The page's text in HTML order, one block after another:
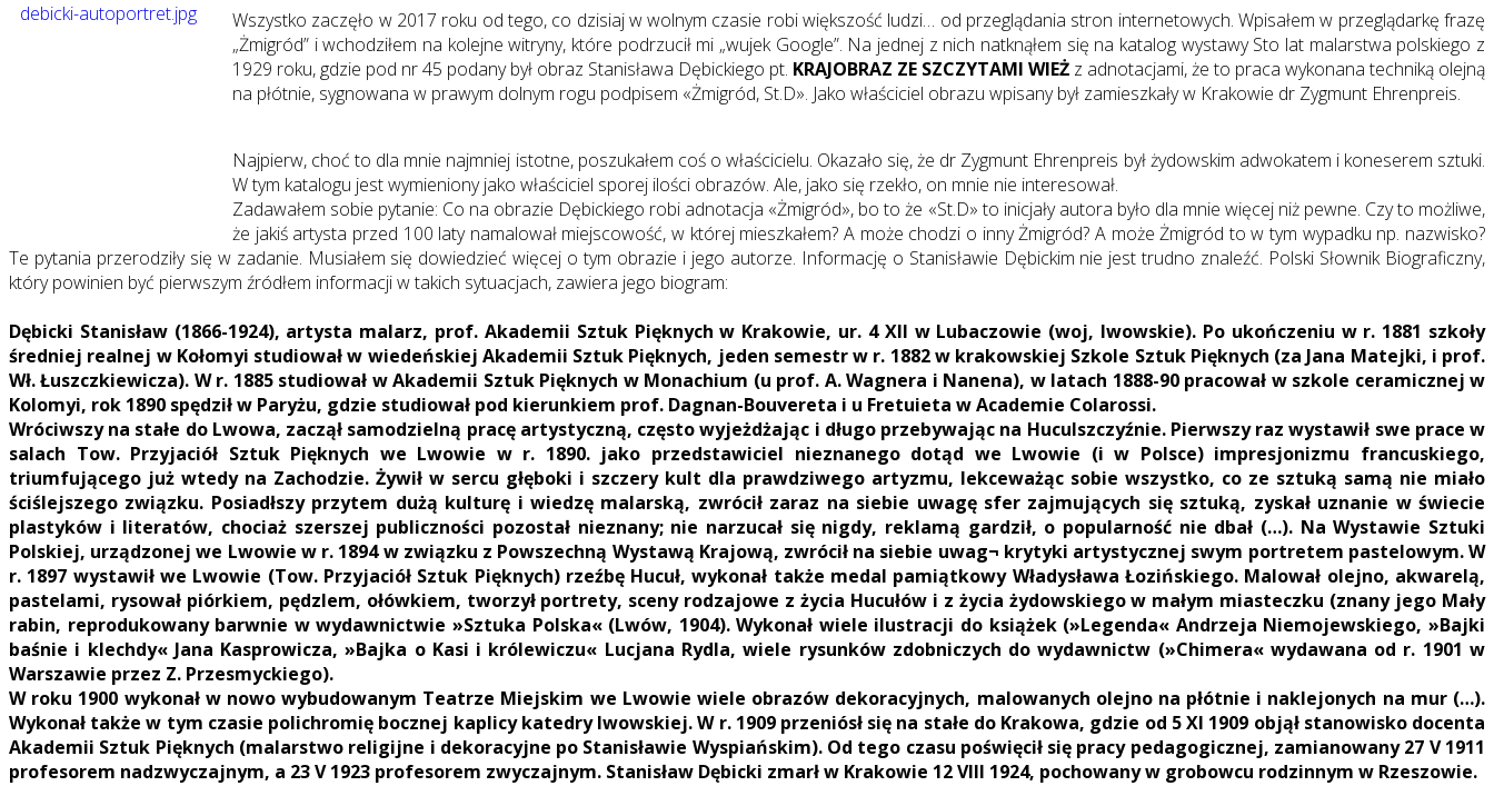
Wszystko zaczęło w 2017 roku od tego, co dzisiaj w wolnym czasie robi większość ludzi… od przeglądania stron internetowych. Wpisałem w przeglądarkę frazę
„Żmigród” i wchodziłem na kolejne witryny, które podrzucił mi „wujek Google”. Na jednej z nich natknąłem się na katalog wystawy Sto lat malarstwa polskiego z
1929 roku, gdzie pod nr 45 podany był obraz Stanisława Dębickiego pt. KRAJOBRAZ ZE SZCZYTAMI WIEŻ z adnotacjami, że to praca wykonana techniką olejną
na płótnie, sygnowana w prawym dolnym rogu podpisem «Żmigród, St.D». Jako właściciel obrazu wpisany był zamieszkały w Krakowie dr Zygmunt Ehrenpreis.
Najpierw, choć to dla mnie najmniej istotne, poszukałem coś o właścicielu. Okazało się, że dr Zygmunt Ehrenpreis był żydowskim adwokatem i koneserem sztuki.
W tym katalogu jest wymieniony jako właściciel sporej ilości obrazów. Ale, jako się rzekło, on mnie nie interesował.
Zadawałem sobie pytanie: Co na obrazie Dębickiego robi adnotacja «Żmigród», bo to że «St.D» to inicjały autora było dla mnie więcej niż pewne. Czy to możliwe,
że jakiś artysta przed 100 laty namalował miejscowość, w której mieszkałem? A może chodzi o inny Żmigród? A może Żmigród to w tym wypadku np. nazwisko?
Te pytania przerodziły się w zadanie. Musiałem się dowiedzieć więcej o tym obrazie i jego autorze. Informację o Stanisławie Dębickim nie jest trudno znaleźć. Polski Słownik Biograficzny,
który powinien być pierwszym źródłem informacji w takich sytuacjach, zawiera jego biogram:
Dębicki Stanisław (1866-1924), artysta malarz, prof. Akademii Sztuk Pięknych w Krakowie, ur. 4 XII w Lubaczowie (woj, lwowskie). Po ukończeniu w r. 1881 szkoły
średniej realnej w Kołomyi studiował w wiedeńskiej Akademii Sztuk Pięknych, jeden semestr w r. 1882 w krakowskiej Szkole Sztuk Pięknych (za Jana Matejki, i prof.
Wł. Łuszczkiewicza). W r. 1885 studiował w Akademii Sztuk Pięknych w Monachium (u prof. A. Wagnera i Nanena), w latach 1888-90 pracował w szkole ceramicznej w
Kolomyi, rok 1890 spędził w Paryżu, gdzie studiował pod kierunkiem prof. Dagnan-Bouvereta i u Fretuieta w Academie Colarossi.
Wróciwszy na stałe do Lwowa, zaczął samodzielną pracę artystyczną, często wyjeżdżając i długo przebywając na Huculszczyźnie. Pierwszy raz wystawił swe prace w
salach Tow. Przyjaciół Sztuk Pięknych we Lwowie w r. 1890. jako przedstawiciel nieznanego dotąd we Lwowie (i w Polsce) impresjonizmu francuskiego,
triumfującego już wtedy na Zachodzie. Żywił w sercu głęboki i szczery kult dla prawdziwego artyzmu, lekceważąc sobie wszystko, co ze sztuką samą nie miało
ściślejszego związku. Posiadłszy przytem dużą kulturę i wiedzę malarską, zwrócił zaraz na siebie uwagę sfer zajmujących się sztuką, zyskał uznanie w świecie
plastyków i literatów, chociaż szerszej publiczności pozostał nieznany; nie narzucał się nigdy, reklamą gardził, o popularność nie dbał (…). Na Wystawie Sztuki
Polskiej, urządzonej we Lwowie w r. 1894 w związku z Powszechną Wystawą Krajową, zwrócił na siebie uwag¬ krytyki artystycznej swym portretem pastelowym. W
r. 1897 wystawił we Lwowie (Tow. Przyjaciół Sztuk Pięknych) rzeźbę Hucuł, wykonał także medal pamiątkowy Władysława Łozińskiego. Malował olejno, akwarelą,
pastelami, rysował piórkiem, pędzlem, ołówkiem, tworzył portrety, sceny rodzajowe z życia Hucułów i z życia żydowskiego w małym miasteczku (znany jego Mały
rabin, reprodukowany barwnie w wydawnictwie »Sztuka Polska« (Lwów, 1904). Wykonał wiele ilustracji do książek (»Legenda« Andrzeja Niemojewskiego, »Bajki
baśnie i klechdy« Jana Kasprowicza, »Bajka o Kasi i królewiczu« Lucjana Rydla, wiele rysunków zdobniczych do wydawnictw (»Chimera« wydawana od r. 1901 w
Warszawie przez Z. Przesmyckiego).
W roku 1900 wykonał w nowo wybudowanym Teatrze Miejskim we Lwowie wiele obrazów dekoracyjnych, malowanych olejno na płótnie i naklejonych na mur (…).
Wykonał także w tym czasie polichromię bocznej kaplicy katedry lwowskiej. W r. 1909 przeniósł się na stałe do Krakowa, gdzie od 5 XI 1909 objął stanowisko docenta
Akademii Sztuk Pięknych (malarstwo religijne i dekoracyjne po Stanisławie Wyspiańskim). Od tego czasu poświęcił się pracy pedagogicznej, zamianowany 27 V 1911
profesorem nadzwyczajnym, a 23 V 1923 profesorem zwyczajnym. Stanisław Dębicki zmarł w Krakowie 12 VIII 1924, pochowany w grobowcu rodzinnym w Rzeszowie.